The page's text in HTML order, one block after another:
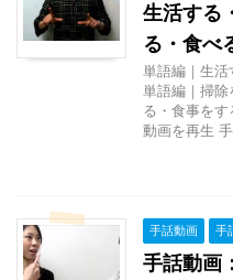
生活する
る・食べ
単語編｜生
単語編｜掃
る・食事を
動画を再生
手話動画 手
手話動画